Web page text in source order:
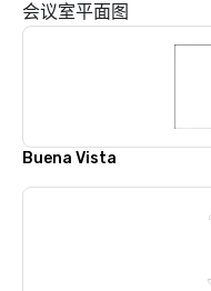
会议室平面图
Buena Vista